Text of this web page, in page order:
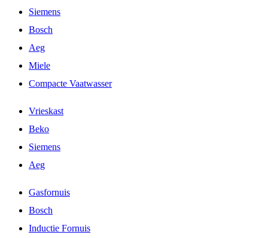
Siemens
Bosch
Aeg
Miele
Compacte Vaatwasser
Vrieskast
Beko
Siemens
Aeg
Gasfornuis
Bosch
Inductie Fornuis